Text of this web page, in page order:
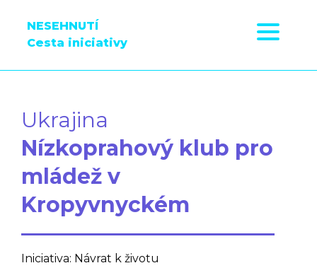
NESEHNUTÍ
Cesta iniciativy
Ukrajina
Nízkoprahový klub pro
mládež v
Kropyvnyckém
Iniciativa: Návrat k životu